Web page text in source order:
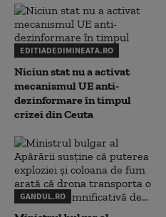
EDITIADEDIMINEATA.RO
Niciun stat nu a activat
mecanismul UE anti-
dezinformare în timpul
crizei din Ceuta
GANDUL.RO